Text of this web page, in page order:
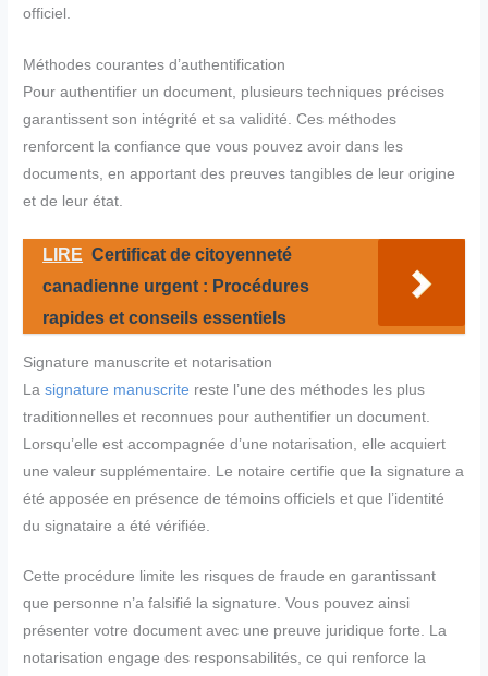
officiel.
Méthodes courantes d’authentification
Pour authentifier un document, plusieurs techniques précises
garantissent son intégrité et sa validité. Ces méthodes
renforcent la confiance que vous pouvez avoir dans les
documents, en apportant des preuves tangibles de leur origine
et de leur état.
LIRE Certificat de citoyenneté
canadienne urgent : Procédures
rapides et conseils essentiels
Signature manuscrite et notarisation
Lasignature manuscrite reste l’une des méthodes les plus
traditionnelles et reconnues pour authentifier un document.
Lorsqu’elle est accompagnée d’une notarisation, elle acquiert
une valeur supplémentaire. Le notaire certifie que la signature a
été apposée en présence de témoins officiels et que l’identité
du signataire a été vérifiée.
Cette procédure limite les risques de fraude en garantissant
que personne n’a falsifié la signature. Vous pouvez ainsi
présenter votre document avec une preuve juridique forte. La
notarisation engage des responsabilités, ce qui renforce la